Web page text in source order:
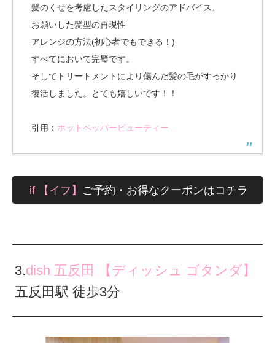
髪のくせを考慮したスタイリングのアドバイス、
お願いした髪型の再現性
アレンジの方法(初心者でもできる！)
すべてにおいて完璧です。
そしてトリートメントにより傷んだ髪の毛がすっかり
復活しました。とても嬉しいです！！
引用： ホットペッパービューティー
if 【イフ】 ご予約・お得なクーポンはコチラ
3.dish 五反田 【ディッシュ ゴタンダ】
五反田駅 徒歩3分